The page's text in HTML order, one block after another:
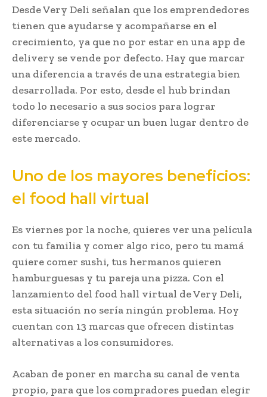
Desde Very Deli señalan que los emprendedores
tienen que ayudarse y acompañarse en el
crecimiento, ya que no por estar en una app de
delivery se vende por defecto. Hay que marcar
una diferencia a través de una estrategia bien
desarrollada. Por esto, desde el hub brindan
todo lo necesario a sus socios para lograr
diferenciarse y ocupar un buen lugar dentro de
este mercado.
Uno de los mayores beneficios:
el food hall virtual
Es viernes por la noche, quieres ver una película
con tu familia y comer algo rico, pero tu mamá
quiere comer sushi, tus hermanos quieren
hamburguesas y tu pareja una pizza. Con el
lanzamiento del food hall virtual de Very Deli,
esta situación no sería ningún problema. Hoy
cuentan con 13 marcas que ofrecen distintas
alternativas a los consumidores.
Acaban de poner en marcha su canal de venta
propio, para que los compradores puedan elegir